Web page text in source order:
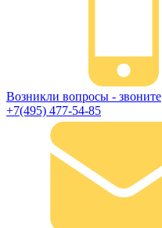
Возникли вопросы - звоните
+7(495) 477-54-85